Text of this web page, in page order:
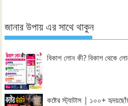
জানার উপায় এর সাথে থাকুন
বিকাশ লোন কী? বিকাশ থেকে
কষ্টের স্ট্যাটাস | ১০০+